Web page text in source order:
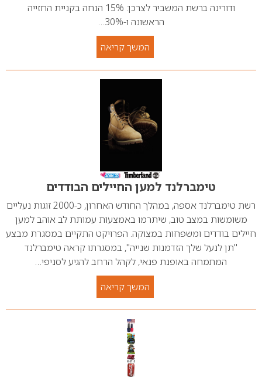
ודורינה ברשת המשביר לצרכן: 15% הנחה בקניית החזייה
הראשונה ו-30%…
המשך קריאה
טימברלנד למען החיילים הבודדים
רשת טימברלנד אספה, במהלך החודש האחרון, כ-2000 זוגות נעליים
משומשות במצב טוב, שיתרמו באמצעות עמותת לב אוהב למען
חיילים בודדים ומשפחות במצוקה. הפרויקט התקיים במסגרת מבצע
"תן לנעל שלך הזדמנות שנייה", במסגרתו קראה טימברלנד
המתמחה באופנת פנאי, לקהל הרחב להגיע לסניפי…
המשך קריאה